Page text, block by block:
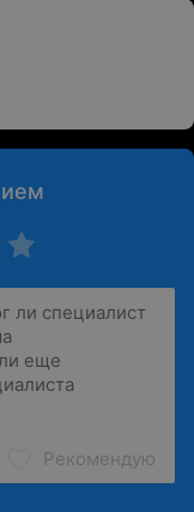
Рекомендую